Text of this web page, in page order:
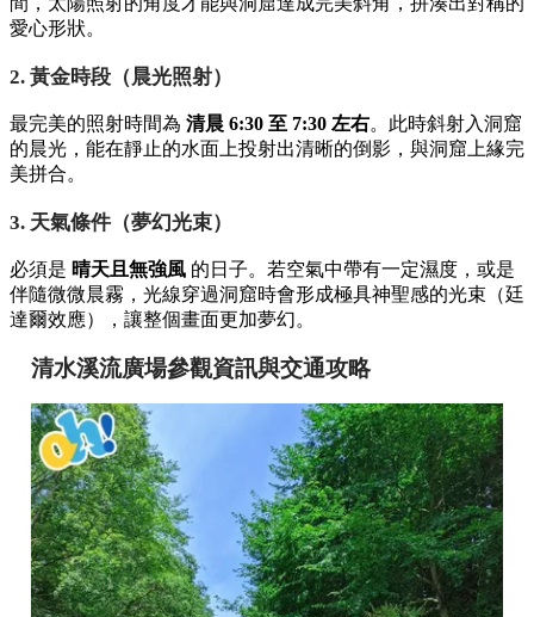
愛心形狀。
2. 黃金時段（晨光照射）
最完美的照射時間為 清晨 6:30 至 7:30 左右。此時斜射入洞窟
的晨光，能在靜止的水面上投射出清晰的倒影，與洞窟上緣完
美拼合。
3. 天氣條件（夢幻光束）
必須是 晴天且無強風 的日子。若空氣中帶有一定濕度，或是
伴隨微微晨霧，光線穿過洞窟時會形成極具神聖感的光束（廷
達爾效應），讓整個畫面更加夢幻。
清水溪流廣場參觀資訊與交通攻略